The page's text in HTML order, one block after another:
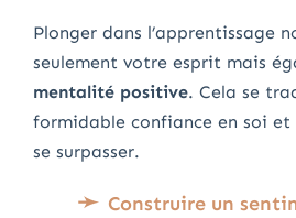
Plonger dans l’apprentissage
seulement votre esprit mais
mentalité positive. Cela se
formidable confiance en soi
se surpasser.
Construire un